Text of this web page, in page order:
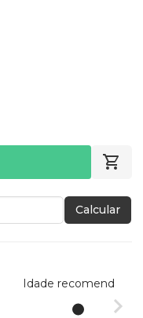
Calcular
Idade recomendada